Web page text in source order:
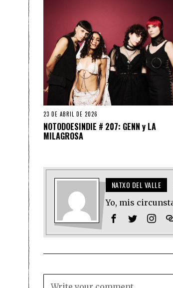
23 DE ABRIL DE 2026
NOTODOESINDIE # 207: GENN y LA
MILAGROSA
NATXO DEL VALLE
Yo, mis